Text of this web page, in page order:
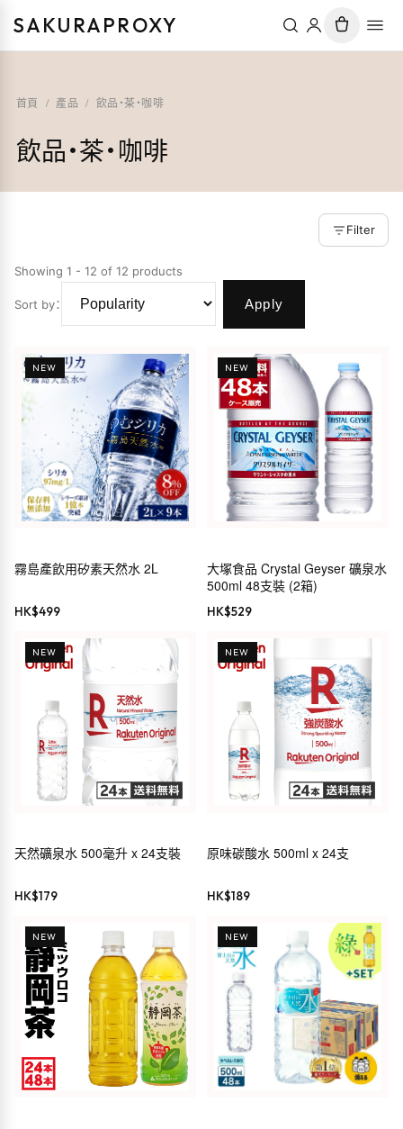
SAKURAPROXY
首頁 / 產品 / 飲品・茶・咖啡
飲品・茶・咖啡
Filter
Showing 1 - 12 of 12 products
Sort by： Apply
NEW
霧島產飲用矽素天然水 2L
HK$499
NEW
大塚食品 Crystal Geyser 礦泉水
500ml 48支裝 (2箱)
HK$529
NEW
天然礦泉水 500毫升 x 24支裝
HK$179
NEW
原味碳酸水 500ml x 24支
HK$189
NEW NEW